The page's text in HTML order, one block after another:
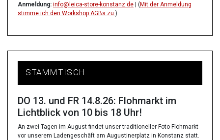
Anmeldung: info@leica-store-konstanz.de | ( Mit der Anmeldung
stimme ich den Workshop AGBs zu.)
STAMMTISCH
DO 13. und FR 14.8.26: Flohmarkt im
Lichtblick von 10 bis 18 Uhr!
An zwei Tagen im August findet unser traditioneller Foto-Flohmarkt
vor unserem Ladengeschäft am Augustinerplatz in Konstanz statt.